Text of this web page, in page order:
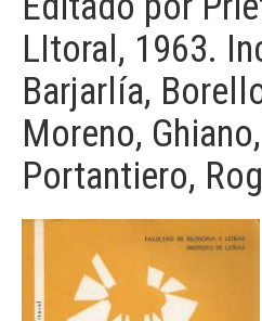
LItoral, 1963.
Barjarlía,
Moreno,
Portantiero,